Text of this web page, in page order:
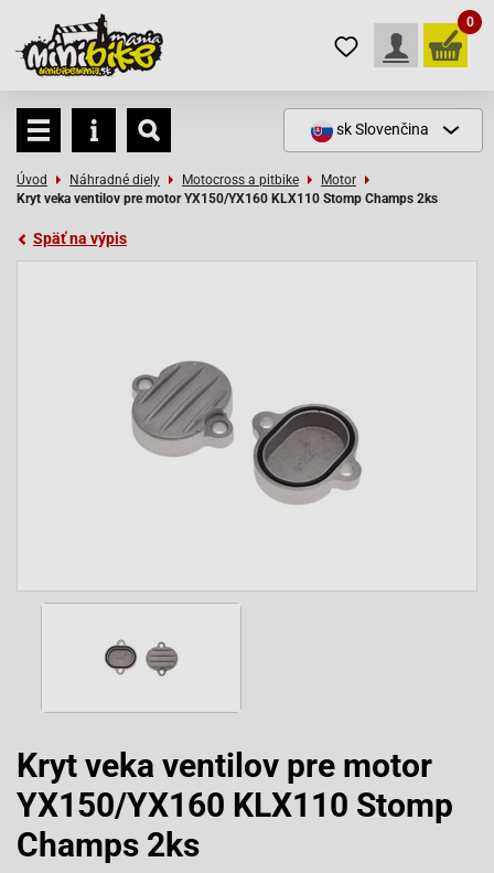
0
skSlovenčina
Úvod Náhradné diely Motocross a pitbike
Motor
Kryt veka ventilov pre motor YX150/YX160 KLX110 Stomp Champs 2ks
Späť na výpis
Kryt veka ventilov pre motor
YX150/YX160 KLX110 Stomp
Champs 2ks